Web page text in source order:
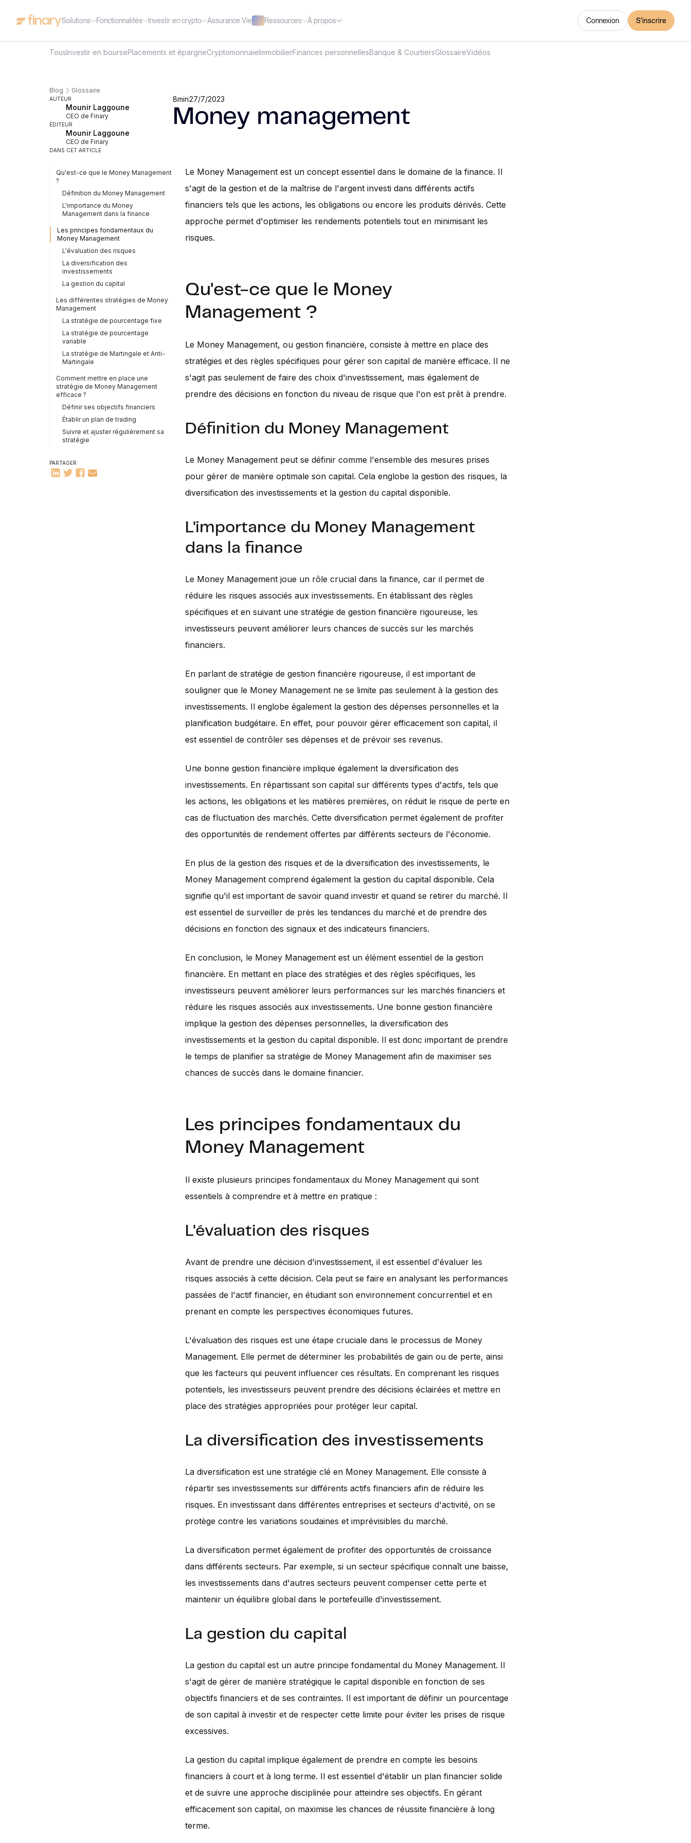
Solutions Fonctionnalités Investir en crypto Assurance Vie Ressources À propos Connexion S'inscrire
Blog Glossaire
AUTEUR
Mounir Laggoune
CEO de Finary
ÉDITEUR
Mounir Laggoune
CEO de Finary
DANS CET ARTICLE
Qu'est-ce que le Money Management
?
Définition du Money Management
L'importance du Money
Management dans la finance
Les principes fondamentaux du
Money Management
L'évaluation des risques
La diversification des
investissements
La gestion du capital
Les différentes stratégies de Money
Management
La stratégie de pourcentage fixe
La stratégie de pourcentage
variable
La stratégie de Martingale et Anti-
Martingale
Comment mettre en place une
stratégie de Money Management
efficace ?
Définir ses objectifs financiers
Établir un plan de trading
Suivre et ajuster régulièrement sa
stratégie
PARTAGER
8min27/7/2023
Money management
Le Money Management est un concept essentiel dans le domaine de la finance. Il
s'agit de la gestion et de la maîtrise de l'argent investi dans différents actifs
financiers tels que les actions, les obligations ou encore les produits dérivés. Cette
approche permet d'optimiser les rendements potentiels tout en minimisant les
risques.
Qu'est-ce que le Money
Management ?
Le Money Management, ou gestion financière, consiste à mettre en place des
stratégies et des règles spécifiques pour gérer son capital de manière efficace. Il ne
s'agit pas seulement de faire des choix d'investissement, mais également de
prendre des décisions en fonction du niveau de risque que l'on est prêt à prendre.
Définition du Money Management
Le Money Management peut se définir comme l'ensemble des mesures prises
pour gérer de manière optimale son capital. Cela englobe la gestion des risques, la
diversification des investissements et la gestion du capital disponible.
L'importance du Money Management
dans la finance
Le Money Management joue un rôle crucial dans la finance, car il permet de
réduire les risques associés aux investissements. En établissant des règles
spécifiques et en suivant une stratégie de gestion financière rigoureuse, les
investisseurs peuvent améliorer leurs chances de succès sur les marchés
financiers.
En parlant de stratégie de gestion financière rigoureuse, il est important de
souligner que le Money Management ne se limite pas seulement à la gestion des
investissements. Il englobe également la gestion des dépenses personnelles et la
planification budgétaire. En effet, pour pouvoir gérer efficacement son capital, il
est essentiel de contrôler ses dépenses et de prévoir ses revenus.
Une bonne gestion financière implique également la diversification des
investissements. En répartissant son capital sur différents types d'actifs, tels que
les actions, les obligations et les matières premières, on réduit le risque de perte en
cas de fluctuation des marchés. Cette diversification permet également de profiter
des opportunités de rendement offertes par différents secteurs de l'économie.
En plus de la gestion des risques et de la diversification des investissements, le
Money Management comprend également la gestion du capital disponible. Cela
signifie qu'il est important de savoir quand investir et quand se retirer du marché. Il
est essentiel de surveiller de près les tendances du marché et de prendre des
décisions en fonction des signaux et des indicateurs financiers.
En conclusion, le Money Management est un élément essentiel de la gestion
financière. En mettant en place des stratégies et des règles spécifiques, les
investisseurs peuvent améliorer leurs performances sur les marchés financiers et
réduire les risques associés aux investissements. Une bonne gestion financière
implique la gestion des dépenses personnelles, la diversification des
investissements et la gestion du capital disponible. Il est donc important de prendre
le temps de planifier sa stratégie de Money Management afin de maximiser ses
chances de succès dans le domaine financier.
Les principes fondamentaux du
Money Management
Il existe plusieurs principes fondamentaux du Money Management qui sont
essentiels à comprendre et à mettre en pratique :
L'évaluation des risques
Avant de prendre une décision d'investissement, il est essentiel d'évaluer les
risques associés à cette décision. Cela peut se faire en analysant les performances
passées de l'actif financier, en étudiant son environnement concurrentiel et en
prenant en compte les perspectives économiques futures.
L'évaluation des risques est une étape cruciale dans le processus de Money
Management. Elle permet de déterminer les probabilités de gain ou de perte, ainsi
que les facteurs qui peuvent influencer ces résultats. En comprenant les risques
potentiels, les investisseurs peuvent prendre des décisions éclairées et mettre en
place des stratégies appropriées pour protéger leur capital.
La diversification des investissements
La diversification est une stratégie clé en Money Management. Elle consiste à
répartir ses investissements sur différents actifs financiers afin de réduire les
risques. En investissant dans différentes entreprises et secteurs d'activité, on se
protège contre les variations soudaines et imprévisibles du marché.
La diversification permet également de profiter des opportunités de croissance
dans différents secteurs. Par exemple, si un secteur spécifique connaît une baisse,
les investissements dans d'autres secteurs peuvent compenser cette perte et
maintenir un équilibre global dans le portefeuille d'investissement.
La gestion du capital
La gestion du capital est un autre principe fondamental du Money Management. Il
s'agit de gérer de manière stratégique le capital disponible en fonction de ses
objectifs financiers et de ses contraintes. Il est important de définir un pourcentage
de son capital à investir et de respecter cette limite pour éviter les prises de risque
excessives.
La gestion du capital implique également de prendre en compte les besoins
financiers à court et à long terme. Il est essentiel d'établir un plan financier solide
et de suivre une approche disciplinée pour atteindre ses objectifs. En gérant
efficacement son capital, on maximise les chances de réussite financière à long
terme.
TousInvestir en boursePlacements et épargneCryptomonnaieImmobilierFinances personnellesBanque & CourtiersGlossaireVidéos